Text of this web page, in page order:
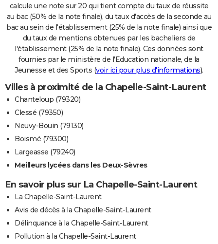
calcule une note sur 20 qui tient compte du taux de réussite
au bac (50% de la note finale), du taux d'accès de la seconde au
bac au sein de l'établissement (25% de la note finale) ainsi que
du taux de mentions obtenues par les bacheliers de
l'établissement (25% de la note finale). Ces données sont
fournies par le ministère de l'Education nationale, de la
Jeunesse et des Sports (voir ici pour plus d'informations).
Villes à proximité de la Chapelle-Saint-Laurent
Chanteloup (79320)
Clessé (79350)
Neuvy-Bouin (79130)
Boismé (79300)
Largeasse (79240)
Meilleurs lycées dans les Deux-Sèvres
En savoir plus sur La Chapelle-Saint-Laurent
La Chapelle-Saint-Laurent
Avis de décès à la Chapelle-Saint-Laurent
Délinquance à la Chapelle-Saint-Laurent
Pollution à la Chapelle-Saint-Laurent